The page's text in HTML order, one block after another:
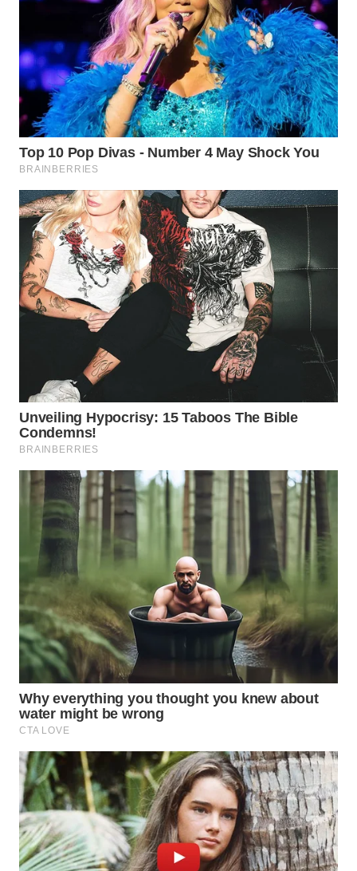
SOLO
WN
BOROBUDUR
WN
MADURA
WN
SURABAYA
WN
NATUNA
WN
MANDALIKA
WN
LIKUPANG
WN
LABUANBAJO
BORNEO
Wahana
Media
Group
WAHANA
NEWS
WAHANA
TANI
WAHANA
ADVOKAT
WAHANA